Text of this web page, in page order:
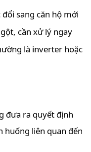
sang căn hộ mới
cần xử lý ngay
là inverter hoặc
đưa ra quyết định
huống liên quan đến